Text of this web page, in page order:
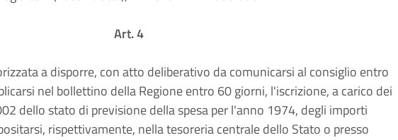
Art. 4
a disporre, con atto deliberativo da comunicarsi al consiglio entro
nel bollettino della Regione entro 60 giorni, l'iscrizione, a carico dei
dello stato di previsione della spesa per l'anno 1974, degli importi
rispettivamente, nella tesoreria centrale dello Stato o presso